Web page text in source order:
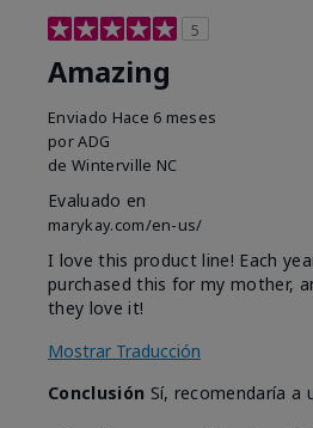
5
Amazing
Enviado Hace 6 meses
porADG
de Winterville NC
Evaluado en
marykay.com/en-us/
I love this product line! Each
purchased this for my mother,
they love it!
Mostrar Traducción
Conclusión Sí, recomendaría a